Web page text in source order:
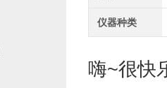
仪器种类
嗨~很快